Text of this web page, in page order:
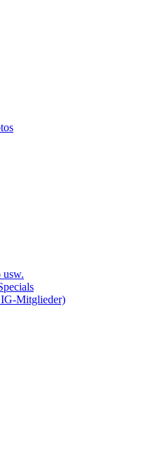
usw.
Mitglieder)